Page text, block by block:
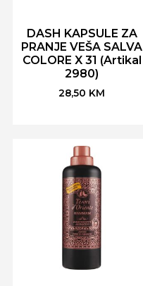
DASH KAPSULE ZA
PRANJE VEŠA SALVA
COLORE X 31 (Artikal
2980)
28,50 KM